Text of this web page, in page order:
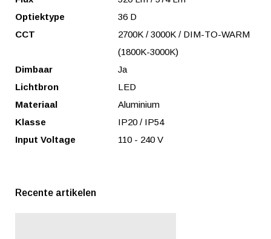
Optiektype
36 D
CCT
2700K / 3000K / DIM-TO-WARM
(1800K-3000K)
Dimbaar
Ja
Lichtbron
LED
Materiaal
Aluminium
Klasse
IP20 / IP54
Input Voltage
110 - 240 V
Recente artikelen